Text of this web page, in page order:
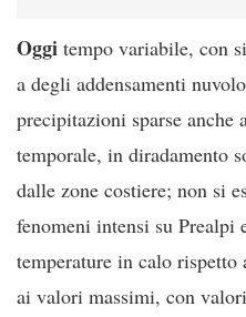
Oggi tempo variabile, con
a degli addensamenti
precipitazioni sparse anche
temporale, in diradamento
dalle zone costiere; non si
fenomeni intensi su Prealpi
temperature in calo rispetto
ai valori massimi, con